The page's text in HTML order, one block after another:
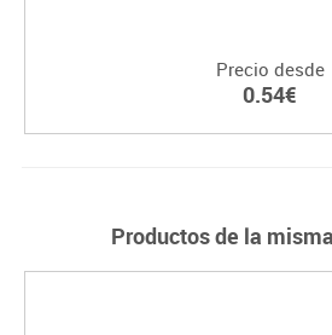
Precio desde
0.54€
Productos de la